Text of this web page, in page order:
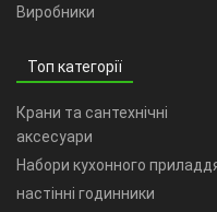
Виробники
Топ категорії
Крани та сантехнічні
аксесуари
Набори кухонного
настінні годинники